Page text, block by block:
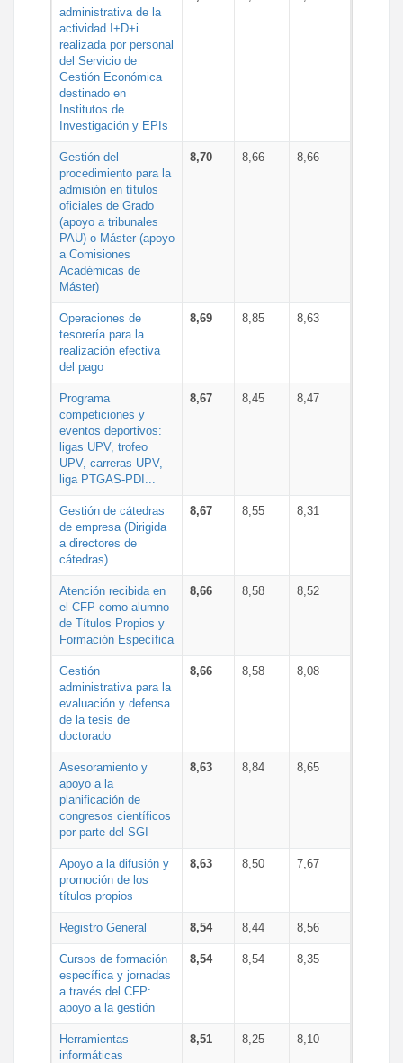
administrativa de la
actividad I+D+i
realizada por personal
del Servicio de
Gestión Económica
destinado en
Institutos de
Investigación y EPIs
Gestión del
procedimiento para la
admisión en títulos
oficiales de Grado
(apoyo a tribunales
PAU) o Máster (apoyo
a Comisiones
Académicas de
Máster)
8,70 8,66 8,66
Operaciones de
tesorería para la
realización efectiva
del pago
8,69 8,85 8,63
Programa
competiciones y
eventos deportivos:
ligas UPV, trofeo
UPV, carreras UPV,
liga PTGAS-PDI...
8,67 8,45 8,47
Gestión de cátedras
de empresa (Dirigida
a directores de
cátedras)
8,67 8,55 8,31
Atención recibida en
el CFP como alumno
de Títulos Propios y
Formación Específica
8,66 8,58 8,52
Gestión
administrativa para la
evaluación y defensa
de la tesis de
doctorado
8,66 8,58 8,08
Asesoramiento y
apoyo a la
planificación de
congresos científicos
por parte del SGI
8,63 8,84 8,65
Apoyo a la difusión y
promoción de los
títulos propios
8,63 8,50 7,67
Registro General 8,54 8,44 8,56
Cursos de formación
específica y jornadas
a través del CFP:
apoyo a la gestión
8,54 8,54 8,35
Herramientas
informáticas
8,51 8,25 8,10